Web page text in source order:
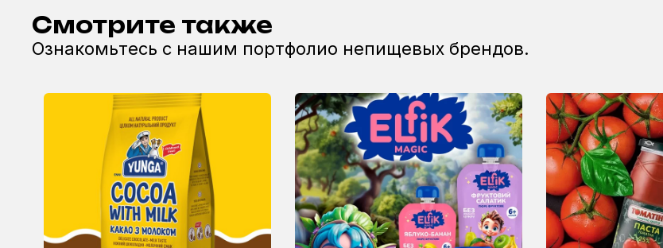
Смотрите также
Ознакомьтесь с нашим портфолио непищевых брендов.